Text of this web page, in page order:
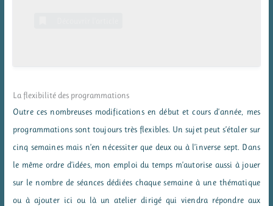
La flexibilité des programmations
Outre ces nombreuses modifications en début et cours d’année, mes
programmations sont toujours très flexibles. Un sujet peut s’étaler sur
cinq semaines mais n’en nécessiter que deux ou à l’inverse sept. Dans
le même ordre d’idées, mon emploi du temps m’autorise aussi à jouer
sur le nombre de séances dédiées chaque semaine à une thématique
ou à ajouter ici ou là un atelier dirigé qui viendra répondre aux